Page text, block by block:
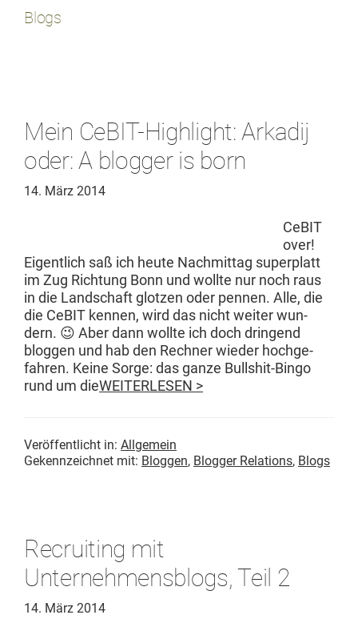
Blogs
Mein CeBIT-Highlight: Arkadij
oder: A blogger is born
14. März 2014
CeBIT
over!
Eigentlich saß ich heute Nach­mit­tag super­platt
im Zug Rich­tung Bonn und wollte nur noch raus
in die Land­schaft glotzen oder pen­nen. Alle, die
die CeBIT ken­nen, wird das nicht weit­er wun­
dern. 😉 Aber dann wollte ich doch drin­gend
bloggen und hab den Rech­n­er wieder hochge­
fahren. Keine Sorge: das ganze Bul­l­shit-Bin­­go
rund um dieWEITERLESEN >
Veröffentlicht in: Allgemein
Gekennzeichnet mit: Bloggen, Blogger Relations, Blogs
Recruiting mit
Unternehmensblogs, Teil 2
14. März 2014